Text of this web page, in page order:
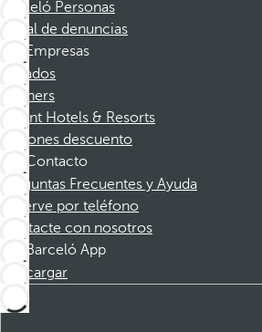
Barceló Personas
Canal de denuncias
Empresas
Afiliados
Partners
Dorint Hotels & Resorts
Cupones descuento
Contacto
Preguntas Frecuentes y Ayuda
Reserve por teléfono
Contacte con nosotros
Barceló App
Descargar